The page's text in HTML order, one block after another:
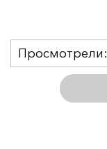
Просмотрели: